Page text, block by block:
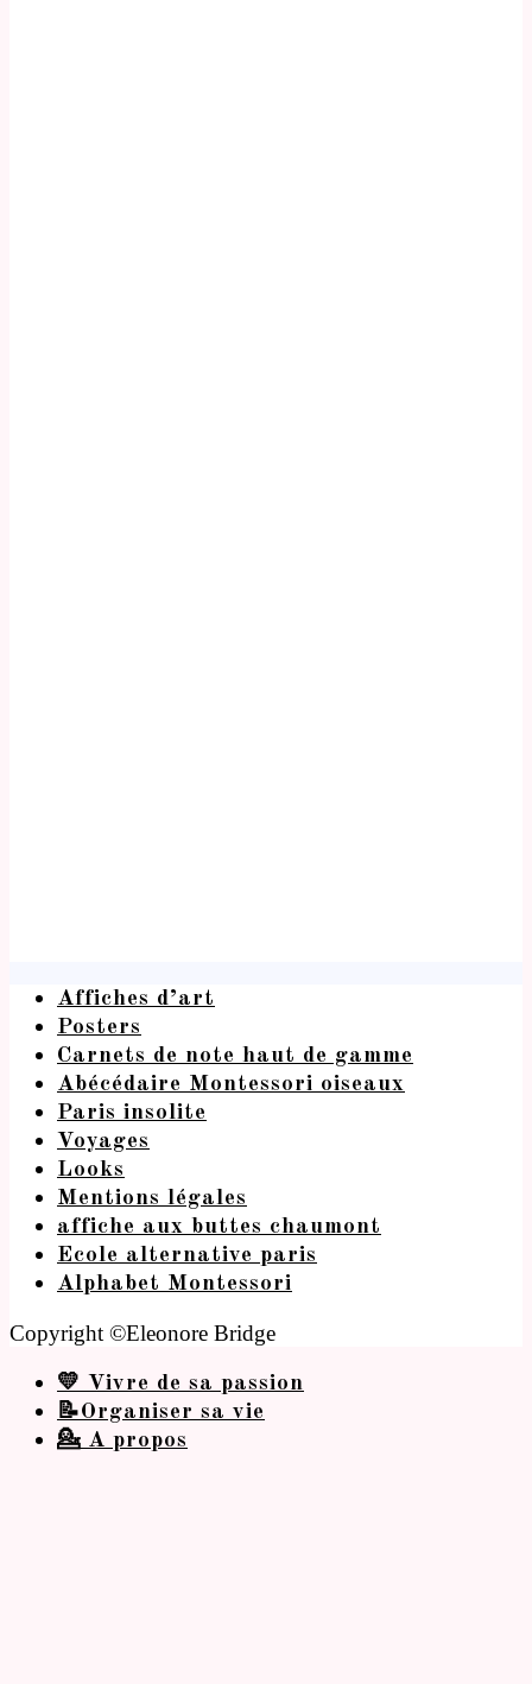
Affiches d’art
Posters
Carnets de note haut de gamme
Abécédaire Montessori oiseaux
Paris insolite
Voyages
Looks
Mentions légales
affiche aux buttes chaumont
Ecole alternative paris
Alphabet Montessori
Copyright ©Eleonore Bridge
💛 Vivre de sa passion
📝Organiser sa vie
💁 A propos